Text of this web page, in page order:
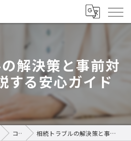
解決策と事前対
する安心ガイド
コラム 相続トラブルの解決策と事前対策を徹底解説する安心ガイド